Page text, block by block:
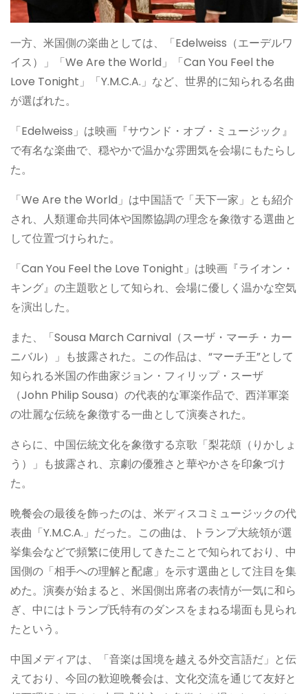
一方、米国側の楽曲としては、「Edelweiss（エーデルワ
イス）」「We Are the World」「Can You Feel the
Love Tonight」「Y.M.C.A.」など、世界的に知られる名曲
が選ばれた。
「Edelweiss」は映画『サウンド・オブ・ミュージック』
で有名な楽曲で、穏やかで温かな雰囲気を会場にもたらし
た。
「We Are the World」は中国語で「天下一家」とも紹介
され、人類運命共同体や国際協調の理念を象徴する選曲と
して位置づけられた。
「Can You Feel the Love Tonight」は映画『ライオン・
キング』の主題歌として知られ、会場に優しく温かな空気
を演出した。
また、「Sousa March Carnival（スーザ・マーチ・カー
ニバル）」も披露された。この作品は、“マーチ王”として
知られる米国の作曲家ジョン・フィリップ・スーザ
（John Philip Sousa）の代表的な軍楽作品で、西洋軍楽
の壮麗な伝統を象徴する一曲として演奏された。
さらに、中国伝統文化を象徴する京歌「梨花頌（りかしょ
う）」も披露され、京劇の優雅さと華やかさを印象づけ
た。
晩餐会の最後を飾ったのは、米ディスコミュージックの代
表曲「Y.M.C.A.」だった。この曲は、トランプ大統領が選
挙集会などで頻繁に使用してきたことで知られており、中
国側の「相手への理解と配慮」を示す選曲として注目を集
めた。演奏が始まると、米国側出席者の表情が一気に和ら
ぎ、中にはトランプ氏特有のダンスをまねる場面も見られ
たという。
中国メディアは、「音楽は国境を越える外交言語だ」と伝
えており、今回の歓迎晩餐会は、文化交流を通じて友好と